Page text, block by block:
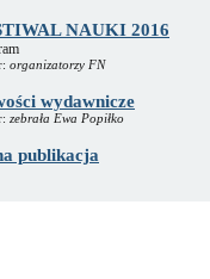
NAUKI 2016
organizatorzy FN
wydawnicze
zebrała Ewa Popiłko
publikacja